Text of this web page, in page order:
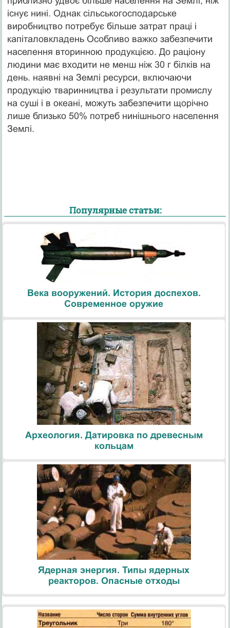
існує нині. Однак сільськогосподарське
виробництво потребує більше затрат праці і
капіталовкладень Особливо важко забезпечити
населення вторинною продукцією. До раціону
людини має входити не менш ніж 30 г білків на
день. наявні на Землі ресурси, включаючи
продукцію тваринництва і результати промислу
на суші і в океані, можуть забезпечити щорічно
лише близько 50% потреб нинішнього населення
Землі.
Популярные статьи:
Века вооружений. История доспехов.
Современное оружие
Археология. Датировка по древесным
кольцам
Ядерная энергия. Типы ядерных
реакторов. Опасные отходы